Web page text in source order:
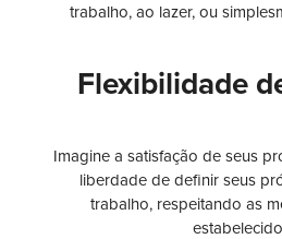
trabalho, ao lazer, ou
Flexibilidade
Imagine a satisfação de seus
liberdade de definir seus
trabalho, respeitando as